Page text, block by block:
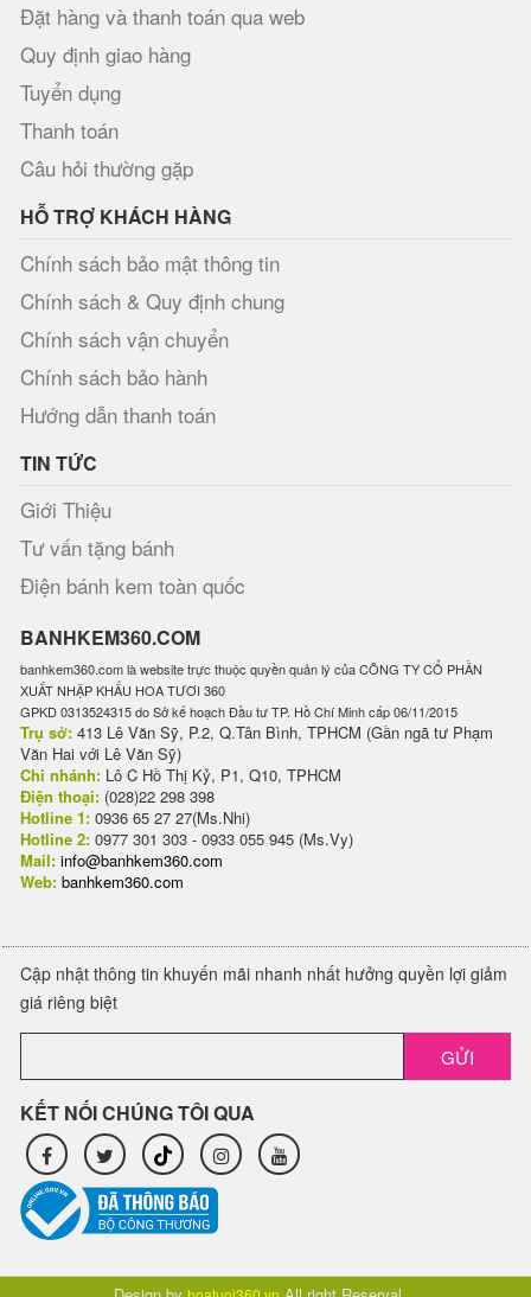
Đặt hàng và thanh toán qua web
Quy định giao hàng
Tuyển dụng
Thanh toán
Câu hỏi thường gặp
HỖ TRỢ KHÁCH HÀNG
Chính sách bảo mật thông tin
Chính sách & Quy định chung
Chính sách vận chuyển
Chính sách bảo hành
Hướng dẫn thanh toán
TIN TỨC
Giới Thiệu
Tư vấn tặng bánh
Điện bánh kem toàn quốc
BANHKEM360.COM
banhkem360.com là website trực thuộc quyền quản lý của CÔNG TY CỔ PHẦN
XUẤT NHẬP KHẨU HOA TƯƠI 360
GPKD 0313524315 do Sở kế hoạch Đầu tư TP. Hồ Chí Minh cấp 06/11/2015
Trụ sở: 413 Lê Văn Sỹ, P.2, Q.Tân Bình, TPHCM (Gần ngã tư Phạm
Văn Hai với Lê Văn Sỹ)
Chi nhánh: Lô C Hồ Thị Kỷ, P1, Q10, TPHCM
Điện thoại: (028)22 298 398
Hotline 1: 0936 65 27 27(Ms.Nhi)
Hotline 2: 0977 301 303 - 0933 055 945 (Ms.Vy)
Mail: info@banhkem360.com
Web: banhkem360.com
Cập nhật thông tin khuyến mãi nhanh nhất hưởng quyền lợi giảm
giá riêng biệt
GỬI
KẾT NỐI CHÚNG TÔI QUA